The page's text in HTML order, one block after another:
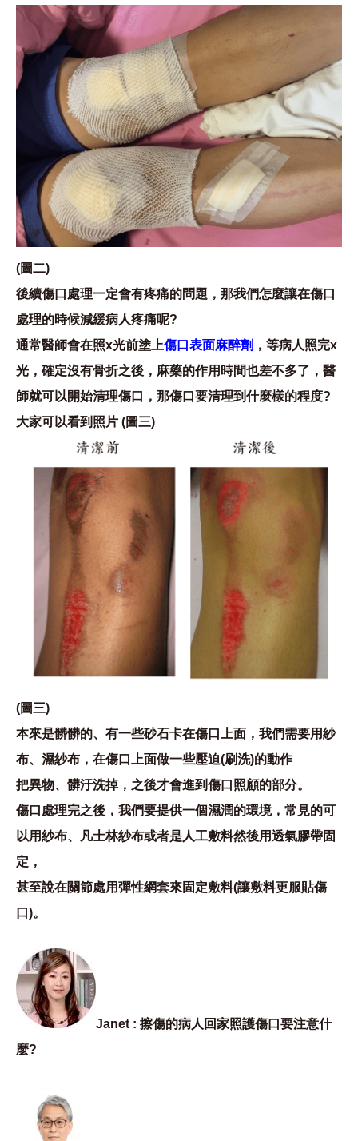
(圖二)
後續傷口處理一定會有疼痛的問題，那我們怎麼讓在傷口
處理的時候減緩病人疼痛呢?
通常醫師會在照x光前塗上傷口表面麻醉劑 ，等病人照完x
光，確定沒有骨折之後，麻藥的作用時間也差不多了，醫
師就可以開始清理傷口，那傷口要清理到什麼樣的程度?
大家可以看到照片 (圖三)
(圖三)
本來是髒髒的、有一些砂石卡在傷口上面，我們需要用紗
布、濕紗布，在傷口上面做一些壓迫(刷洗)的動作
把異物、髒汙洗掉，之後才會進到傷口照顧的部分。
傷口處理完之後，我們要提供一個濕潤的環境，常見的可
以用紗布、凡士林紗布或者是人工敷料然後用透氣膠帶固
定，
甚至說在關節處用彈性網套來固定敷料(讓敷料更服貼傷
口)。
Janet : 擦傷的病人回家照護傷口要注意什
麼?